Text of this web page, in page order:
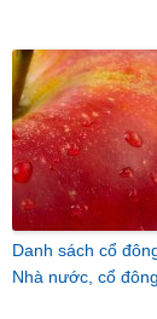
Danh sách cổ
Nhà nước, cổ